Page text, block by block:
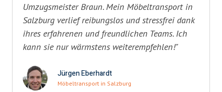
Umzugsmeister Braun. Mein Möbeltransport in
Salzburg verlief reibungslos und stressfrei dank
ihres erfahrenen und freundlichen Teams. Ich
kann sie nur wärmstens weiterempfehlen!"
Jürgen Eberhardt
Möbeltransport in Salzburg